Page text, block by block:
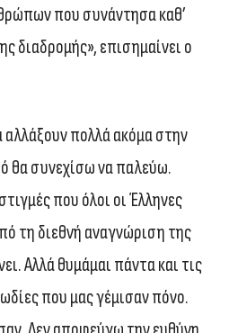
που συνάντησα καθ’
διαδρομής», επισημαίνει ο
αλλάξουν πολλά ακόμα στην
θα συνεχίσω να παλεύω.
που όλοι οι Έλληνες
τη διεθνή αναγνώριση της
Αλλά θυμάμαι πάντα και τις
που μας γέμισαν πόνο.